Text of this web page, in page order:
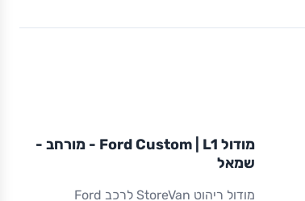
STOREVAN
CUSTOM
מודול Ford Custom | L1 - מורחב -
שמאל
מודול ריהוט StoreVan לרכב Ford